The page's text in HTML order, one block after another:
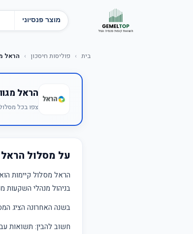
מוצר פנסיוני
בית › פוליסות חיסכון › הראל
הראל
צפו בכל
על מסלול
הראל מסלול קיימות
בניהול מנהלי השקעות
בשנה האחרונה הציג
חשוב להבין: תשואות